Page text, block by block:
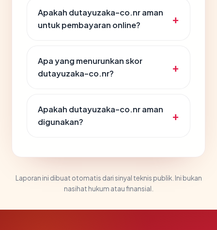
Apakah dutayuzaka-co.nr aman
untuk pembayaran online?
Apa yang menurunkan skor
dutayuzaka-co.nr?
Apakah dutayuzaka-co.nr aman
digunakan?
Laporan ini dibuat otomatis dari sinyal teknis publik. Ini bukan
nasihat hukum atau finansial.